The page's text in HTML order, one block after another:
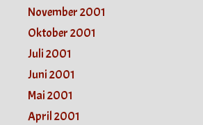
November 2001
Oktober 2001
Juli 2001
Juni 2001
Mai 2001
April 2001